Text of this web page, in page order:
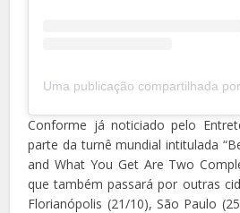
Conforme já noticiado pelo
parte da turnê mundial intitulada
and What You Get Are Two
que também passará por outras
Florianópolis (21/10), São Paulo